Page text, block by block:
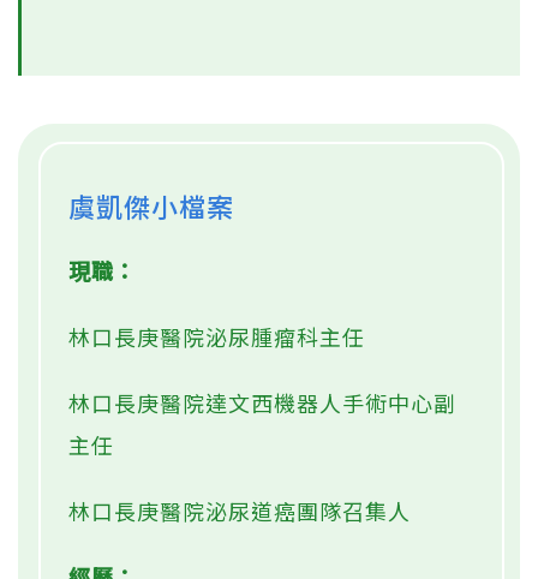
虞凱傑小檔案
現職：
林口長庚醫院泌尿腫瘤科主任
林口長庚醫院達文西機器人手術中心副
主任
林口長庚醫院泌尿道癌團隊召集人